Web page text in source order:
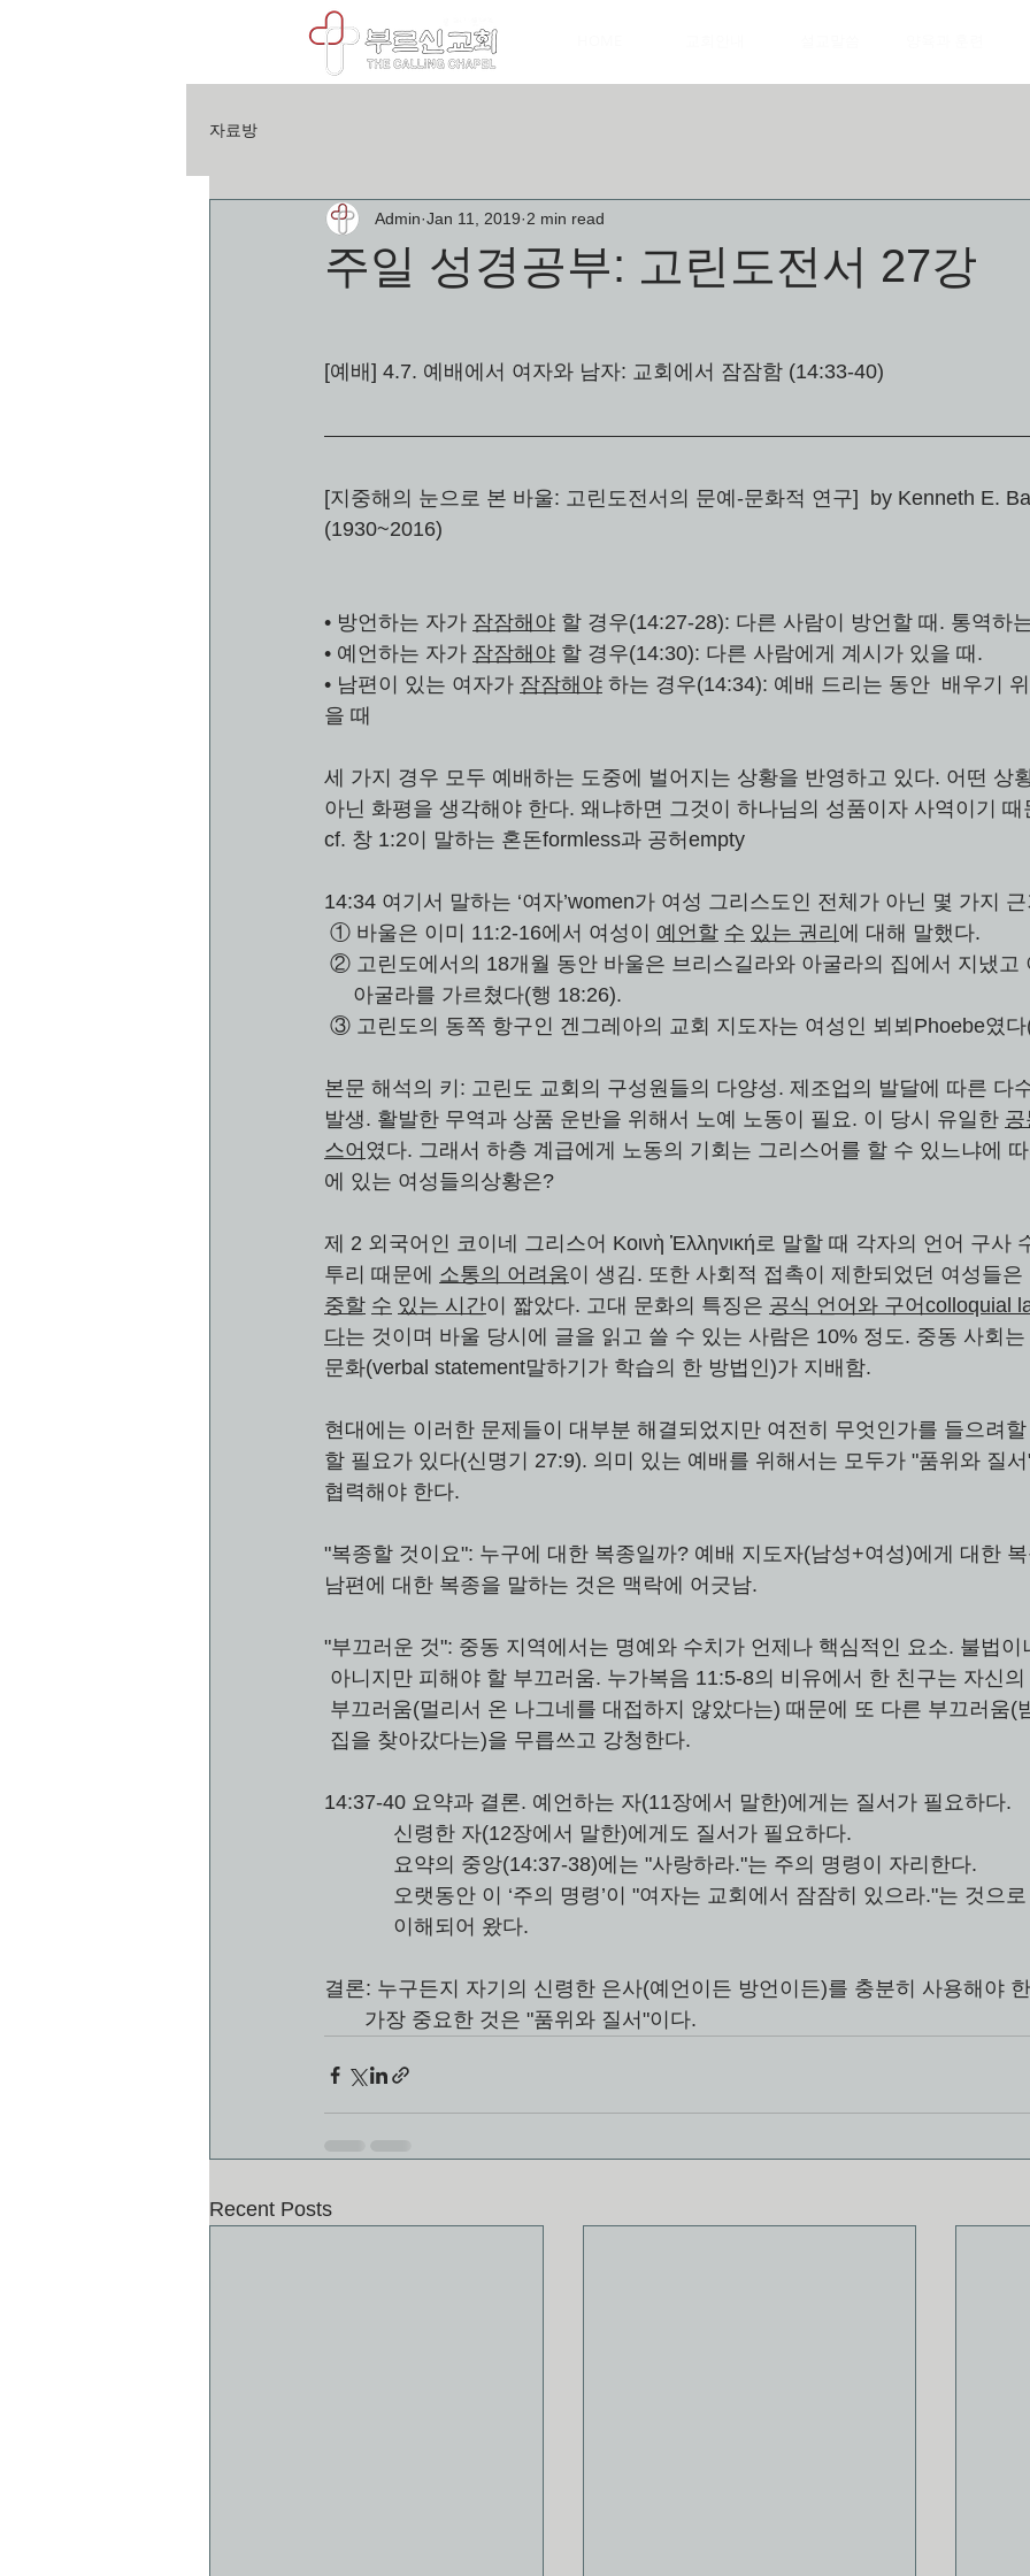
자료방
주일 성경공부: 고린도전서 27강
Admin Jan 11, 2019 2 min read
[예배] 4.7. 예배에서 여자와 남자: 교회에서 잠잠함 (14:33-40)
[지중해의 눈으로 본 바울: 고린도전서의 문예-문화적 연구]  by Kenneth E.
(1930~2016)
• 방언하는 자가 잠잠해야 할 경우(14:27-28): 다른 사람이 방언할 때. 통역하
• 예언하는 자가 잠잠해야 할 경우(14:30): 다른 사람에게 계시가 있을 때.
• 남편이 있는 여자가 잠잠해야 하는 경우(14:34): 예배 드리는 동안  배우기
을 때
세 가지 경우 모두 예배하는 도중에 벌어지는 상황을 반영하고 있다. 어떤 상
아닌 화평을 생각해야 한다. 왜냐하면 그것이 하나님의 성품이자 사역이기
cf. 창 1:2이 말하는 혼돈formless과 공허empty
14:34 여기서 말하는 ‘여자’women가 여성 그리스도인 전체가 아닌 몇 가지
① 바울은 이미 11:2-16에서 여성이 예언할 수 있는 권리 에 대해 말했다.
② 고린도에서의 18개월 동안 바울은 브리스길라와 아굴라의 집에서 지냈고
     아굴라를 가르쳤다(행 18:26).
③ 고린도의 동쪽 항구인 겐그레아의 교회 지도자는 여성인 뵈뵈Phoebe였
본문 해석의 키: 고린도 교회의 구성원들의 다양성. 제조업의 발달에 따른 다
발생. 활발한 무역과 상품 운반을 위해서 노예 노동이 필요. 이 당시 유일한 공
스어 였다. 그래서 하층 계급에게 노동의 기회는 그리스어를 할 수 있느냐에
에 있는 여성들의상황은?
제 2 외국어인 코이네 그리스어 Κοινὴ Ἑλληνική로 말할 때 각자의 언어 구사
투리 때문에 소통의 어려움이 생김. 또한 사회적 접촉이 제한되었던 여성들은
중할 수 있는 시간이 짧았다. 고대 문화의 특징은 공식 언어와 구어colloquial
다는 것이며 바울 당시에 글을 읽고 쓸 수 있는 사람은 10% 정도. 중동 사회는
문화(verbal statement말하기가 학습의 한 방법인)가 지배함.
현대에는 이러한 문제들이 대부분 해결되었지만 여전히 무엇인가를 들으려
할 필요가 있다(신명기 27:9). 의미 있는 예배를 위해서는 모두가 "품위와 질서
협력해야 한다.
"복종할 것이요": 누구에 대한 복종일까? 예배 지도자(남성+여성)에게 대한 복
남편에 대한 복종을 말하는 것은 맥락에 어긋남.
"부끄러운 것": 중동 지역에서는 명예와 수치가 언제나 핵심적인 요소. 불법이
아니지만 피해야 할 부끄러움. 누가복음 11:5-8의 비유에서 한 친구는 자신의
부끄러움(멀리서 온 나그네를 대접하지 않았다는) 때문에 또 다른 부끄러움(
집을 찾아갔다는)을 무릅쓰고 강청한다.
14:37-40 요약과 결론. 예언하는 자(11장에서 말한)에게는 질서가 필요하다.
            신령한 자(12장에서 말한)에게도 질서가 필요하다.
            요약의 중앙(14:37-38)에는 "사랑하라."는 주의 명령이 자리한다.
오랫동안 이 ‘주의 명령’이 "여자는 교회에서 잠잠히 있으라."는 것으
            이해되어 왔다.
결론: 누구든지 자기의 신령한 은사(예언이든 방언이든)를 충분히 사용해야
       가장 중요한 것은 "품위와 질서"이다.
Recent Posts